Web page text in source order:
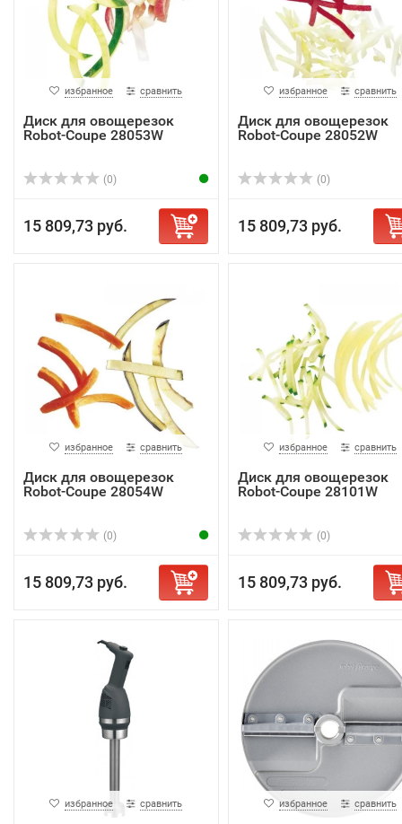
избранное сравнить
Диск для овощерезок
Robot-Coupe 28053W
(0)
15 809,73 руб.
избранное сравнить
Диск для овощерезок
Robot-Coupe 28052W
(0)
15 809,73 руб.
избранное сравнить
Диск для овощерезок
Robot-Coupe 28054W
(0)
15 809,73 руб.
избранное сравнить
Диск для овощерезок
Robot-Coupe 28101W
(0)
15 809,73 руб.
избранное сравнить избранное сравнить